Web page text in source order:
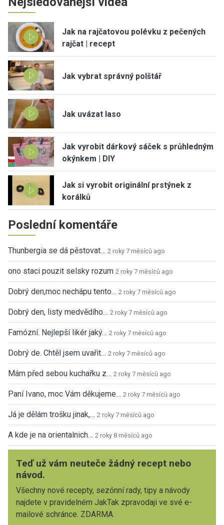
Jak na rajčatovou polévku z pečených
rajčat | recept
Jak vybrat správný polštář
Jak uvázat laso
Jak vyrobit dárkový sáček s průhledným
okýnkem | DIY
Jak si vyrobit originální prstýnek z
korálků
Poslední komentáře
Thunbergia se dá pěstovat… 2 roky 7 měsíců ago
ono staci pouzit selsky rozum 2 roky 7 měsíců ago
Dobrý den,moc nechápu tento… 2 roky 7 měsíců ago
Dobrý den, listy medvědího… 2 roky 7 měsíců ago
Famózní. Nejlepší likér jaký… 2 roky 7 měsíců ago
Dobrý de. Chtěl jsem uvařit… 2 roky 7 měsíců ago
Mám před sebou kuchařku z… 2 roky 7 měsíců ago
Paní Ivano, moc Vám děkujeme… 2 roky 7 měsíců ago
Já je dělám trošku jinak,… 2 roky 7 měsíců ago
A kde je na orientalnich… 2 roky 8 měsíců ago
Teď už vám neuteče žádný recept nebo
návod.
Všechny nové recepty, sezónní rady, tipy a návody
najdete v pravidelném JakTak zpravodaji ve své e-
mailové schránce. ZDARMA.